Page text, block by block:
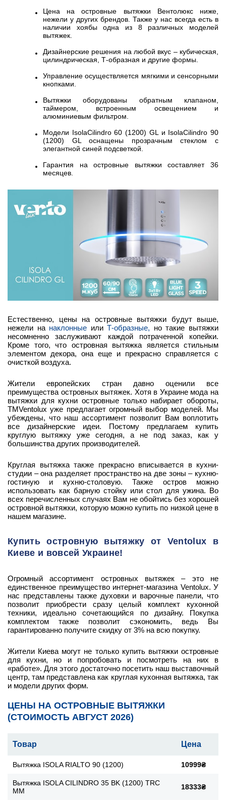
Цена на островные вытяжки Вентолюкс ниже,
нежели у других брендов. Также у нас всегда есть в
наличии хоябы одна из 8 различных моделей
вытяжек.
Дизайнерские решения на любой вкус – кубическая,
цилиндрическая, Т-образная и другие формы.
Управление осуществляется мягкими и сенсорными
кнопками.
Вытяжки оборудованы обратным клапаном,
таймером, встроенным освещением и
алюминиевым фильтром.
Модели IsolaCilindro 60 (1200) GL и IsolaCilindro 90
(1200) GL оснащены прозрачным стеклом с
элегантной синей подсветкой.
Гарантия на островные вытяжки составляет 36
месяцев.
Естественно, цены на островные вытяжки будут выше,
нежели на наклонные илиТ-образные, но такие вытяжки
несомненно заслуживают каждой потраченной копейки.
Кроме того, что островная вытяжка является стильным
элементом декора, она еще и прекрасно справляется с
очисткой воздуха.
Жители европейских стран давно оценили все
преимущества островных вытяжек. Хотя в Украине мода на
вытяжки для кухни островные только набирает обороты,
ТМVentolux уже предлагает огромный выбор моделей. Мы
убеждены, что наш ассортимент позволит Вам воплотить
все дизайнерские идеи. Поєтому предлагаем купить
круглую вытяжку уже сегодня, а не под заказ, как у
большинства других производителей.
Круглая вытяжка также прекрасно вписывается в кухни-
студии – она разделяет пространство на две зоны – кухню-
гостиную и кухню-столовую. Также остров можно
использовать как барную стойку или стол для ужина. Во
всех перечисленных случаях Вам не обойтись без хорошей
островной вытяжки, которую можно купить по низкой цене в
нашем магазине.
Купить островную вытяжку от Ventolux в
Киеве и вовсей Украине!
Огромный ассортимент островных вытяжек – это не
единственное преимущество интернет-магазина Ventolux. У
нас представлены также духовки и варочные панели, что
позволит приобрести сразу целый комплект кухонной
техники, идеально сочетающийся по дизайну. Покупка
комплектом также позволит сэкономить, ведь Вы
гарантированно получите скидку от 3% на всю покупку.
Жители Киева могут не только купить вытяжки островные
для кухни, но и попробовать и посмотреть на них в
«работе». Для этого достаточно посетить наш выставочный
центр, там представлена как круглая кухонная вытяжка, так
и модели других форм.
ЦЕНЫ НА ОСТРОВНЫЕ ВЫТЯЖКИ
(СТОИМОСТЬ АВГУСТ 2026)
Товар Цена
Вытяжка ISOLA RIALTO 90 (1200) 10999₴
Вытяжка ISOLA CILINDRO 35 BK (1200) TRC
MM
18333₴